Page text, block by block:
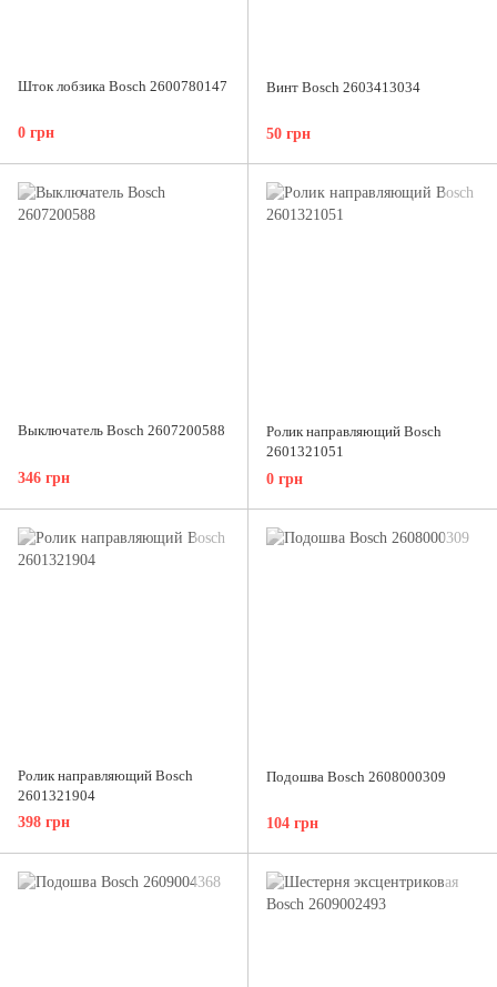
Шток лобзика Bosch 2600780147
0 грн
Винт Bosch 2603413034
50 грн
Выключатель Bosch 2607200588
346 грн
Ролик направляющий Bosch
2601321051
0 грн
Ролик направляющий Bosch
2601321904
398 грн
Подошва Bosch 2608000309
104 грн